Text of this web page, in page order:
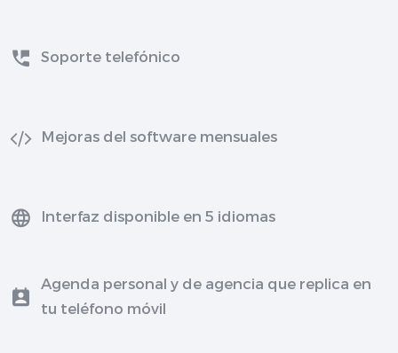
Soporte telefónico
Mejoras del software mensuales
Interfaz disponible en 5 idiomas
Agenda personal y de agencia que replica en
tu teléfono móvil